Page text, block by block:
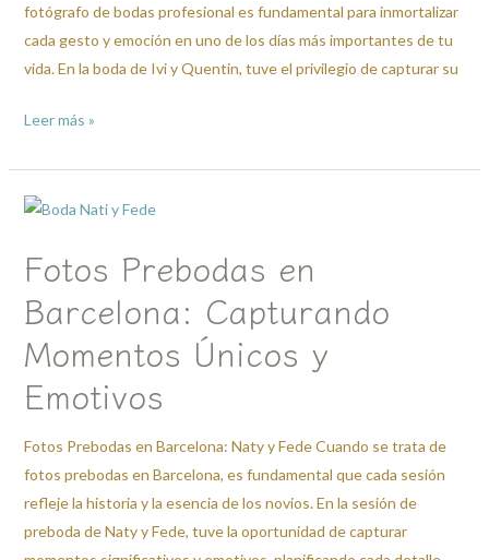
fotógrafo de bodas profesional es fundamental para inmortalizar
cada gesto y emoción en uno de los días más importantes de tu
vida. En la boda de Ivi y Quentin, tuve el privilegio de capturar su
Francia)
Leer más »
Fotos Prebodas en
Barcelona: Capturando
Momentos Únicos y
Emotivos
Fotos Prebodas en Barcelona: Naty y Fede Cuando se trata de
fotos prebodas en Barcelona, es fundamental que cada sesión
refleje la historia y la esencia de los novios. En la sesión de
preboda de Naty y Fede, tuve la oportunidad de capturar
Fotos
en
Capturando
Momentos
y